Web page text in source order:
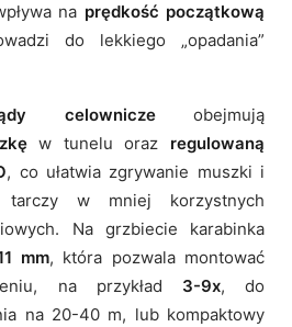
na prędkość początkową
do lekkiego „opadania”
celowniczeobejmują
w tunelu oraz regulowaną
, co ułatwia zgrywanie muszki i
w mniej korzystnych
Na grzbiecie karabinka
mm, która pozwala montować
na przykład 3-9x, do
na 20-40 m, lub kompaktowy